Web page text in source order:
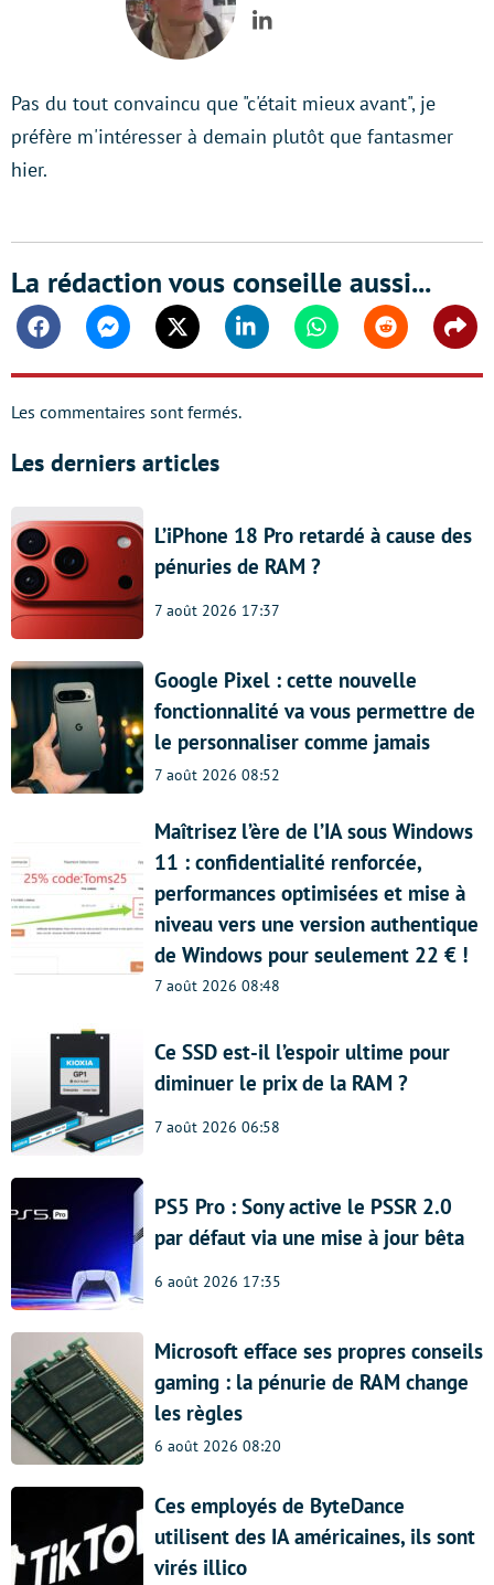
LinkedIn
Pas du tout convaincu que "c'était mieux avant", je
préfère m'intéresser à demain plutôt que fantasmer
hier.
La rédaction vous conseille aussi...
FacebookMessengerTwitter Linkedin WhatsappReddit
Les commentaires sont fermés.
Les derniers articles
L’iPhone 18 Pro retardé à cause des
pénuries de RAM ?
7 août 2026 17:37
Google Pixel : cette nouvelle
fonctionnalité va vous permettre de
le personnaliser comme jamais
7 août 2026 08:52
Maîtrisez l’ère de l’IA sous Windows
11 : confidentialité renforcée,
performances optimisées et mise à
niveau vers une version authentique
de Windows pour seulement 22 € !
7 août 2026 08:48
Ce SSD est-il l’espoir ultime pour
diminuer le prix de la RAM ?
7 août 2026 06:58
PS5 Pro : Sony active le PSSR 2.0
par défaut via une mise à jour bêta
6 août 2026 17:35
Microsoft efface ses propres conseils
gaming : la pénurie de RAM change
les règles
6 août 2026 08:20
Ces employés de ByteDance
utilisent des IA américaines, ils sont
virés illico